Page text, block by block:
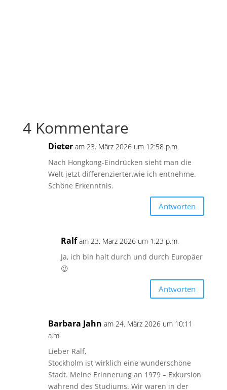
4 Kommentare
Dieter am 23. März 2026 um 12:58 p.m.
Nach Hongkong-Eindrücken sieht man die
Welt jetzt differenzierter,wie ich entnehme.
Schöne Erkenntnis.
Antworten
Ralf am 23. März 2026 um 1:23 p.m.
Ja, ich bin halt durch und durch Europäer
😉
Antworten
Barbara Jahn am 24. März 2026 um 10:11
a.m.
Lieber Ralf,
Stockholm ist wirklich eine wunderschöne
Stadt. Meine Erinnerung an 1979 – Exkursion
während des Studiums. Wir waren in der